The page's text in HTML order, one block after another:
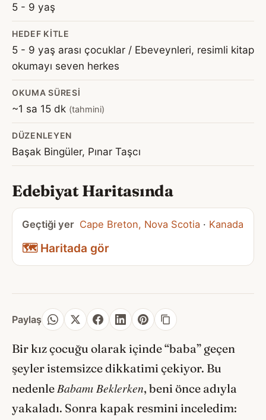
5 - 9 yaş
HEDEF KITLE
5 - 9 yaş arası çocuklar / Ebeveynleri, resimli kitap
okumayı seven herkes
OKUMA SÜRESI
~1 sa 15 dk (tahmini)
DÜZENLEYEN
Başak Bingüler, Pınar Taşcı
Edebiyat Haritasında
Geçtiği yer Cape Breton, Nova Scotia · Kanada
🗺️ Haritada gör
Paylaş
Bir kız çocuğu olarak içinde “baba” geçen
şeyler istemsizce dikkatimi çekiyor. Bu
nedenle Babamı Beklerken, beni önce adıyla
yakaladı. Sonra kapak resmini inceledim: